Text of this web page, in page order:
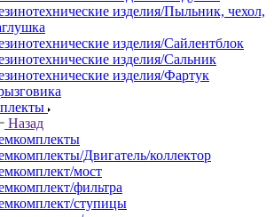
изделия/Пыльник, чехол,
изделия/Сайлентблок
изделия/Сальник
изделия/Фартук
Назад
Двигатель/коллектор
мост
фильтра
ступицы